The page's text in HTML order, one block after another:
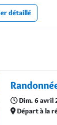
détaillé
Dim. 6 avril
Départ à la